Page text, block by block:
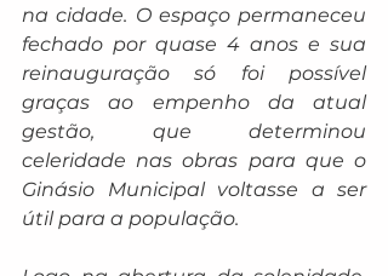
na cidade. O espaço permaneceu
fechado por quase 4 anos e sua
reinauguração só foi possível
graças ao empenho da atual
gestão, que determinou
celeridade nas obras para que o
Ginásio Municipal voltasse a ser
útil para a população.